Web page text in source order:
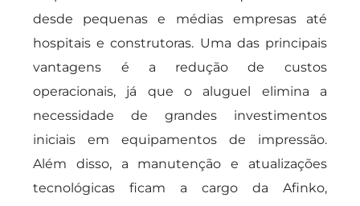
desde pequenas e médias empresas até
hospitais e construtoras. Uma das principais
vantagens é a redução de custos
operacionais, já que o aluguel elimina a
necessidade de grandes investimentos
iniciais em equipamentos de impressão.
Além disso, a manutenção e atualizações
tecnológicas ficam a cargo da Afinko,